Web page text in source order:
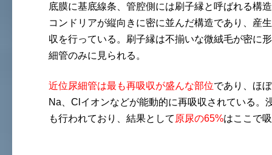
底膜に基底線条、管腔側には刷子縁と呼ばれる構
コンドリアが縦向きに密に並んだ構造であり、産
収を行っている。刷子縁は不揃いな微絨毛が密に
細管のみに見られる。
近位尿細管は最も再吸収が盛んな部位であり、ほ
Na、Clイオンなどが能動的に再吸収されている。
も行われており、結果として 原尿の65%はここで